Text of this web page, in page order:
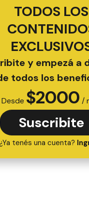
A ESTE
TODOS LOS
y empezá a
de todos los
Desde $2000/
Suscribite
tenés una cuenta?